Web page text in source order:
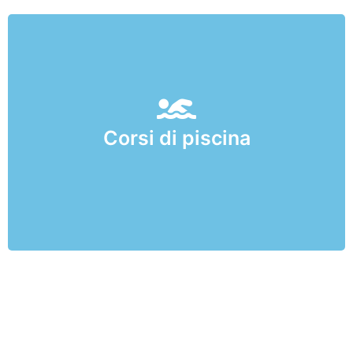
Corsi di piscina
Per la scuola dell'infanzia